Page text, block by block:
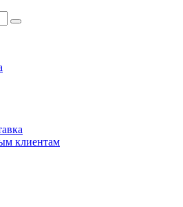
клиентам